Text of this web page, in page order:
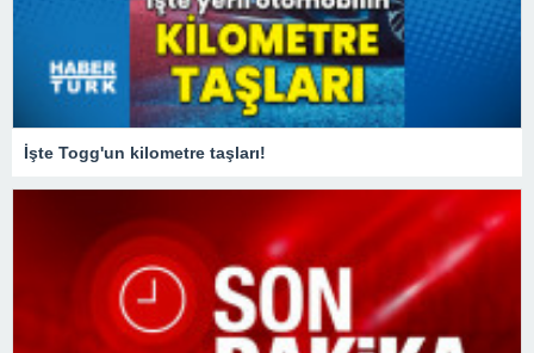
İşte Togg'un kilometre taşları!